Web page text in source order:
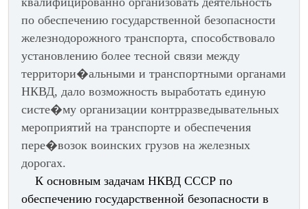
по обеспечению государственной безопасности
железнодорожного транспорта, способствовало
установлению более тесной связи между
территори�альными и транспортными органами
НКВД, дало возможность выработать единую
систе�му организации контрразведывательных
мероприятий на транспорте и обеспечения
пере�возок воинских грузов на железных
дорогах.
К основным задачам НКВД СССР по
обеспечению государственной безопасности в